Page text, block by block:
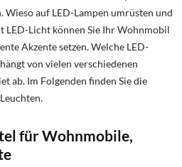
Wieso auf LED-Lampen umrüsten und
LED-Licht können Sie Ihr Wohnmobil
Akzente setzen. Welche LED-
von vielen verschiedenen
ab. Im Folgenden finden Sie die
für Wohnmobile,